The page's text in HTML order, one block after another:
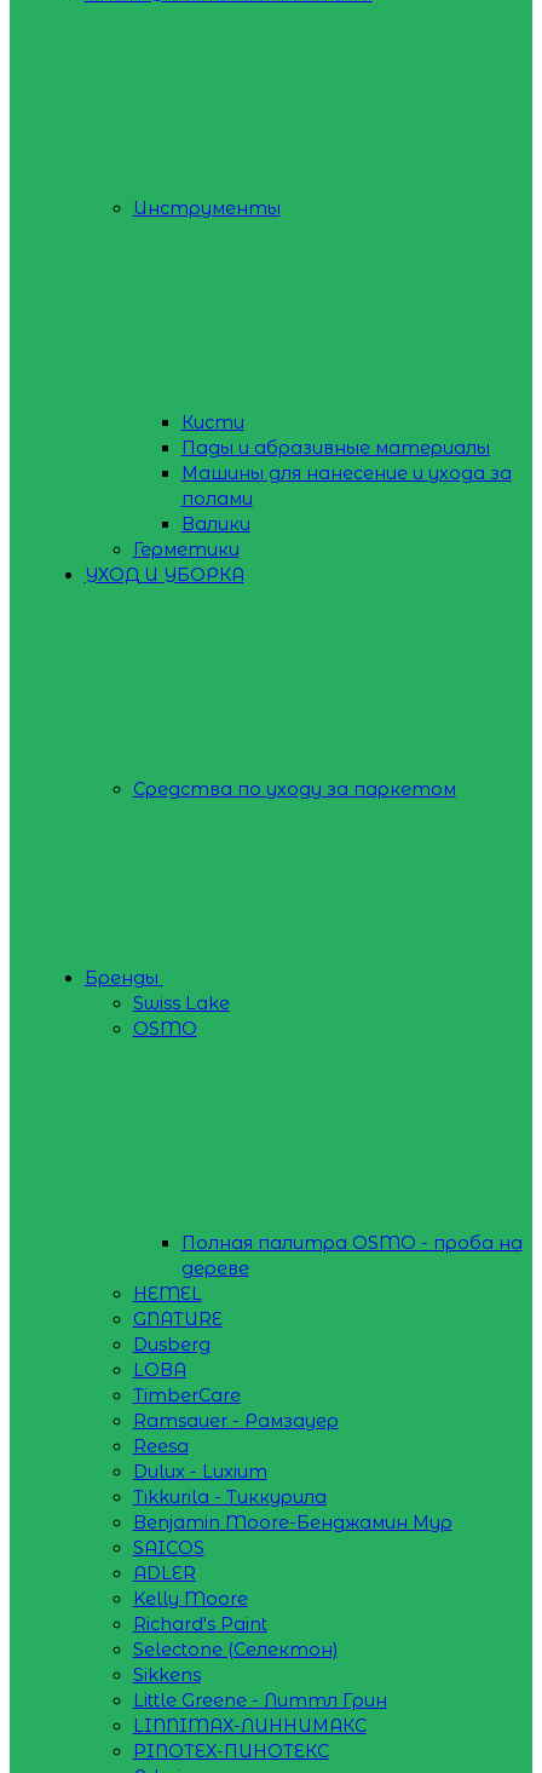
Инструменты
Кисти
Пады и абразивные материалы
Машины для нанесение и ухода за
полами
Валики
Герметики
УХОД И УБОРКА
Средства по уходу за паркетом
Бренды
Swiss Lake
OSMO
Полная палитра OSMO - проба на
дереве
HEMEL
GNATURE
Dusberg
LOBA
TimberCare
Ramsauer - Рамзауер
Reesa
Dulux - Luxium
Tikkurila - Тиккурила
Benjamin Moore-Бенджамин Мур
SAICOS
ADLER
Kelly Moore
Richard's Paint
Selectone (Селектон)
Sikkens
Little Greene - Литтл Грин
LINNIMAX-ЛИННИМАКС
PINOTEX-ПИНОТЕКС